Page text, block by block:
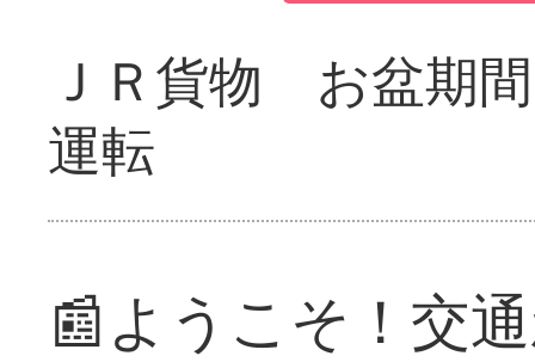
ＪＲ貨物 お盆期
運転
📰ようこそ！交